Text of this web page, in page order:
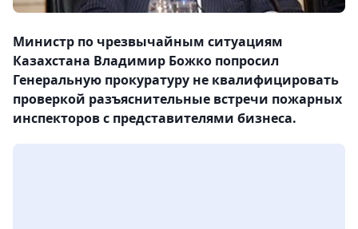
Министр по чрезвычайным ситуациям
Казахстана Владимир Божко попросил
Генеральную прокуратуру не квалифицировать
проверкой разъяснительные встречи пожарных
инспекторов с представителями бизнеса.